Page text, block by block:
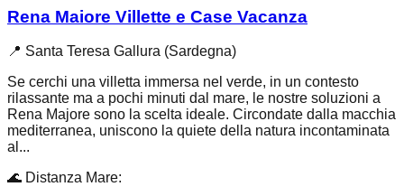
Rena Maiore Villette e Case Vacanza
📍 Santa Teresa Gallura (Sardegna)
Se cerchi una villetta immersa nel verde, in un contesto
rilassante ma a pochi minuti dal mare, le nostre soluzioni a
Rena Majore sono la scelta ideale. Circondate dalla macchia
mediterranea, uniscono la quiete della natura incontaminata
al...
🌊 Distanza Mare: